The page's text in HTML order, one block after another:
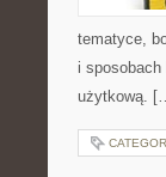
tematyce,
i
użytkową.